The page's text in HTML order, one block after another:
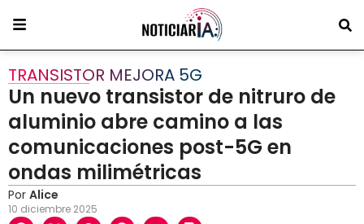
TRANSISTOR MEJORA 5G
Un nuevo transistor de nitruro de
aluminio abre camino a las
comunicaciones post-5G en
ondas milimétricas
Por Alice
10 diciembre 2025